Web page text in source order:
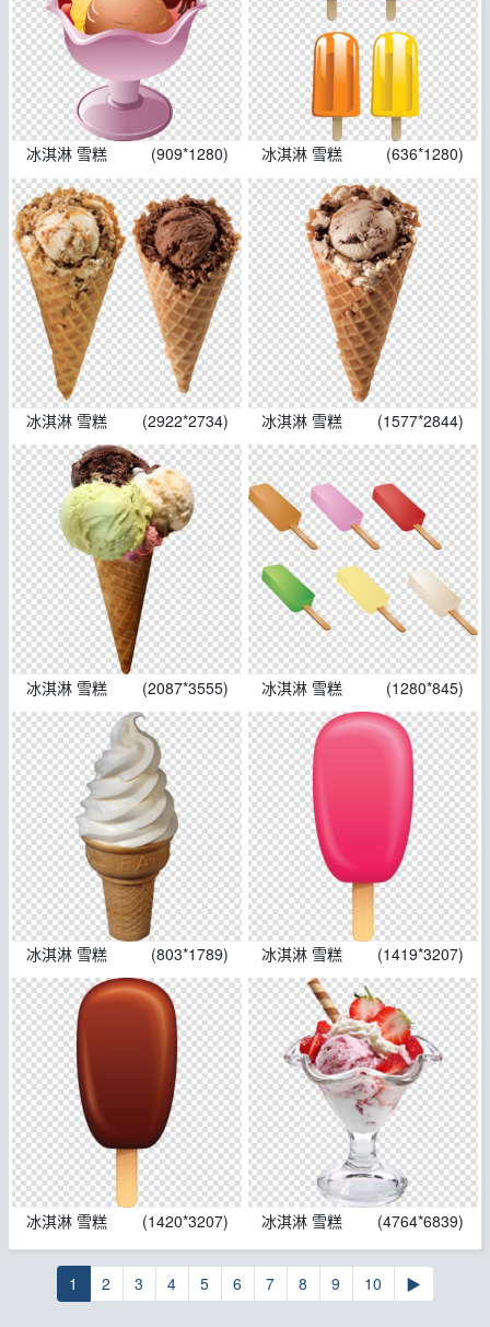
冰淇淋 雪糕 (909*1280) 冰淇淋 雪糕 (636*1280)
冰淇淋 雪糕 (2922*2734) 冰淇淋 雪糕 (1577*2844)
冰淇淋 雪糕 (2087*3555) 冰淇淋 雪糕 (1280*845)
冰淇淋 雪糕 (803*1789) 冰淇淋 雪糕 (1419*3207)
冰淇淋 雪糕 (1420*3207) 冰淇淋 雪糕 (4764*6839)
1 2 3 4 5 6 7 8 9 10 ▶